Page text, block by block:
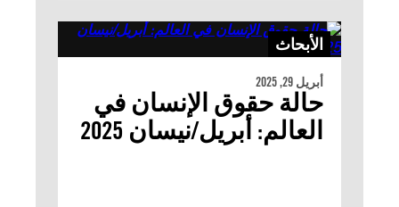
الأبحاث
أبريل 29, 2025
حالة حقوق الإنسان في
العالم: أبريل/نيسان 2025